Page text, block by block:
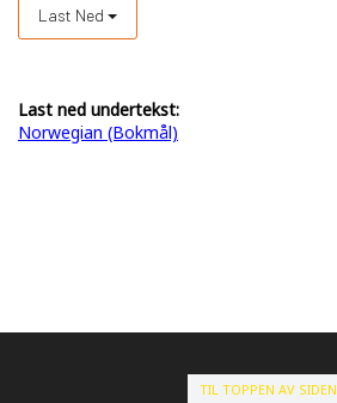
Last Ned
Last ned undertekst:
Norwegian (Bokmål)
TIL TOPPEN AV SIDEN